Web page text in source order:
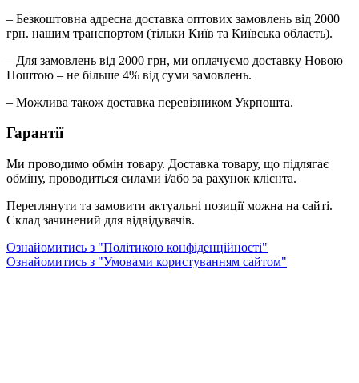
– Безкоштовна адресна доставка оптових замовлень від 2000
грн. нашим транспортом (тільки Київ та Київська область).
– Для замовлень від 2000 грн, ми оплачуємо доставку Новою
Поштою – не більше 4% від суми замовлень.
– Можлива також доставка перевізником Укрпошта.
Гарантії
Ми проводимо обмін товару. Доставка товару, що підлягає
обміну, проводиться силами і/або за рахунок клієнта.
Переглянути та замовити актуальні позиції можна на сайті.
Склад зачинений для відвідувачів.
Ознайомитись з "Політикою конфіденційності"
Ознайомитись з "Умовами користуванням сайтом"